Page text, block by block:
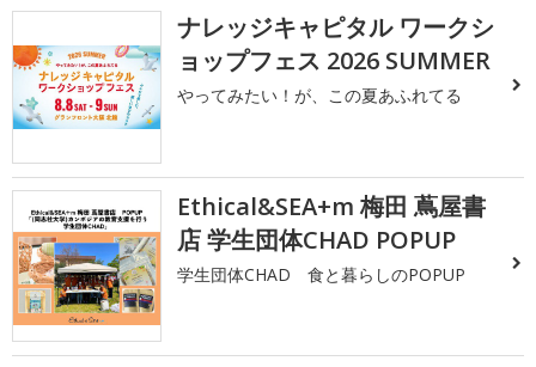
ナレッジキャピタル ワークシ
ョップフェス 2026 SUMMER
やってみたい！が、この夏あふれてる
Ethical&SEA+m 梅田 蔦屋書
店 学生団体CHAD POPUP
学生団体CHAD 食と暮らしのPOPUP